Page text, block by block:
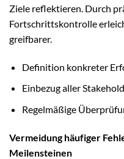
Ziele reflektieren. Durch
Fortschrittskontrolle
greifbarer.
Definition konkreter
Einbezug aller
Regelmäßige
Vermeidung häufiger
Meilensteinen